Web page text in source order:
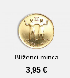
Blíženci minca
Cena
3,95 €